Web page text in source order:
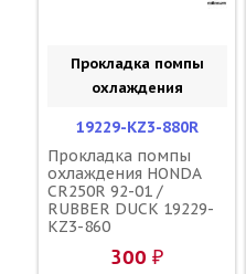
Прокладка помпы
охлаждения
19229-KZ3-880R
Прокладка помпы
охлаждения HONDA
CR250R 92-01 /
RUBBER DUCK 19229-
KZ3-860
300 ₽